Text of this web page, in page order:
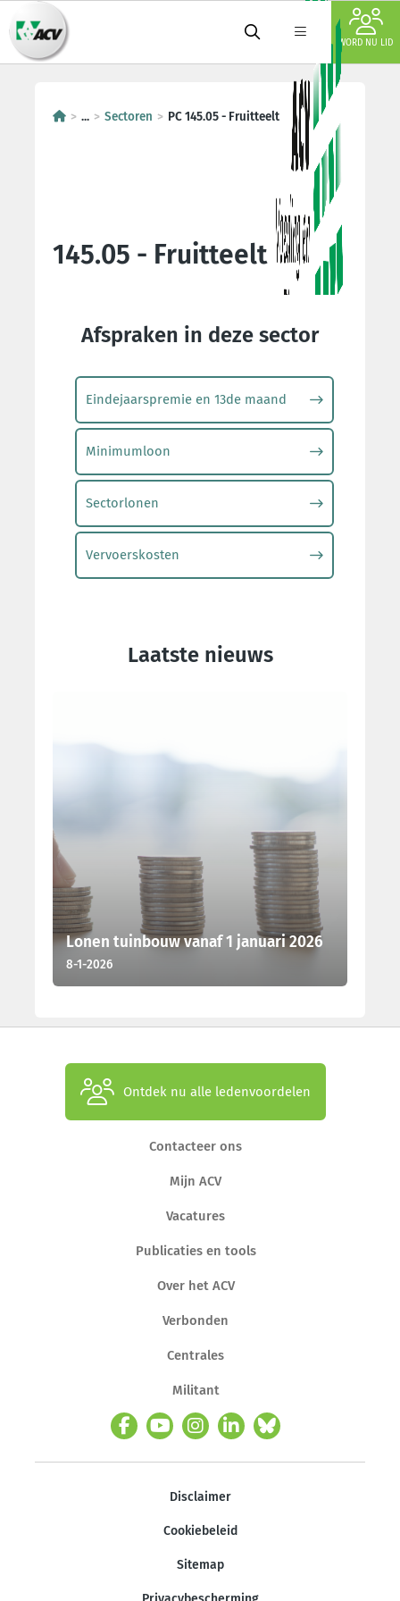
WORD NU LID
... Sectoren PC 145.05 - Fruitteelt
145.05 - Fruitteelt
Afspraken in deze sector
Eindejaarspremie en 13de maand
Minimumloon
Sectorlonen
Vervoerskosten
Laatste nieuws
Lonen tuinbouw vanaf 1 januari 2026
8-1-2026
Ontdek nu alle ledenvoordelen
Contacteer ons
Mijn ACV
Vacatures
Publicaties en tools
Over het ACV
Verbonden
Centrales
Militant
Disclaimer
Cookiebeleid
Sitemap